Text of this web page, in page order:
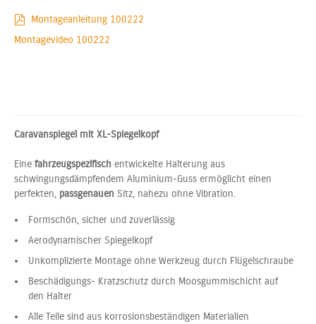
Montageanleitung 100222
Montagevideo 100222
Caravanspiegel mit XL-Spiegelkopf
Eine fahrzeugspezifisch entwickelte Halterung aus
schwingungsdämpfendem Aluminium-Guss ermöglicht einen
perfekten, passgenauen Sitz, nahezu ohne Vibration.
Formschön, sicher und zuverlässig
Aerodynamischer Spiegelkopf
Unkomplizierte Montage ohne Werkzeug durch Flügelschraube
Beschädigungs- Kratzschutz durch Moosgummischicht auf
den Halter
Alle Teile sind aus korrosionsbeständigen Materialien